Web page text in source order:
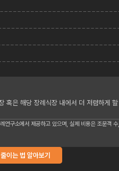
혹은 해당 장례식장 내에서 더 저렴하게
연구소에서 제공하고 있으며, 실제 비용은 조문객
이는 법 알아보기